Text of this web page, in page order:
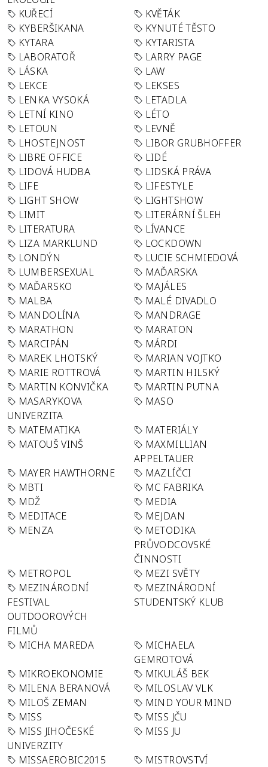
KUŘECÍ
KVĚTÁK
KYBERŠIKANA
KYNUTÉ TĚSTO
KYTARA
KYTARISTA
LABORATOŘ
LARRY PAGE
LÁSKA
LAW
LEKCE
LEKSES
LENKA VYSOKÁ
LETADLA
LETNÍ KINO
LÉTO
LETOUN
LEVNĚ
LHOSTEJNOST
LIBOR GRUBHOFFER
LIBRE OFFICE
LIDÉ
LIDOVÁ HUDBA
LIDSKÁ PRÁVA
LIFE
LIFESTYLE
LIGHT SHOW
LIGHTSHOW
LIMIT
LITERÁRNÍ ŠLEH
LITERATURA
LÍVANCE
LIZA MARKLUND
LOCKDOWN
LONDÝN
LUCIE SCHMIEDOVÁ
LUMBERSEXUAL
MAĎARSKA
MAĎARSKO
MAJÁLES
MALBA
MALÉ DIVADLO
MANDOLÍNA
MANDRAGE
MARATHON
MARATON
MARCIPÁN
MÁRDI
MAREK LHOTSKÝ
MARIAN VOJTKO
MARIE ROTTROVÁ
MARTIN HILSKÝ
MARTIN KONVIČKA
MARTIN PUTNA
MASARYKOVA
UNIVERZITA
MASO
MATEMATIKA
MATERIÁLY
MATOUŠ VINŠ
MAXMILLIAN
APPELTAUER
MAYER HAWTHORNE
MAZLÍČCI
MBTI
MC FABRIKA
MDŽ
MEDIA
MEDITACE
MEJDAN
MENZA
METODIKA
PRŮVODCOVSKÉ
ČINNOSTI
METROPOL
MEZI SVĚTY
MEZINÁRODNÍ
FESTIVAL
OUTDOOROVÝCH
FILMŮ
MEZINÁRODNÍ
STUDENTSKÝ KLUB
MICHA MAREDA
MICHAELA
GEMROTOVÁ
MIKROEKONOMIE
MIKULÁŠ BEK
MILENA BERANOVÁ
MILOSLAV VLK
MILOŠ ZEMAN
MIND YOUR MIND
MISS
MISS JČU
MISS JIHOČESKÉ
UNIVERZITY
MISS JU
MISSAEROBIC2015
MISTROVSTVÍ